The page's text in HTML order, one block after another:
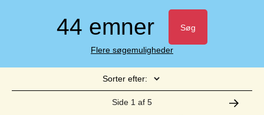
44 emner Søg
Flere søgemuligheder
Sorter efter:
Side 1 af 5